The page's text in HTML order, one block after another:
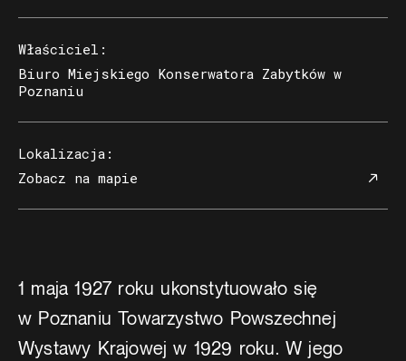
Właściciel :
Biuro Miejskiego Konserwatora Zabytków w
Poznaniu
Lokalizacja :
Zobacz na mapie
1 maja 1927 roku ukonstytuowało się
w Poznaniu Towarzystwo Powszechnej
Wystawy Krajowej w 1929 roku. W jego